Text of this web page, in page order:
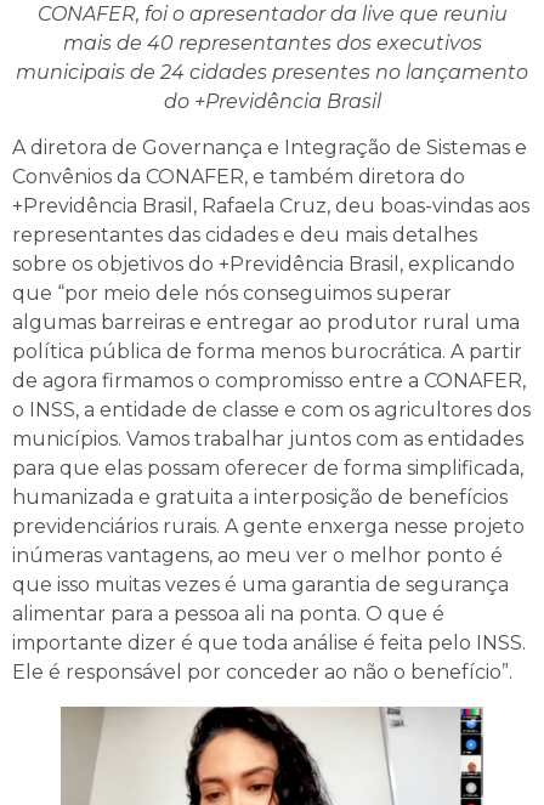
CONAFER, foi o apresentador da live que reuniu
mais de 40 representantes dos executivos
municipais de 24 cidades presentes no lançamento
do +Previdência Brasil
A diretora de Governança e Integração de Sistemas e
Convênios da CONAFER, e também diretora do
+Previdência Brasil, Rafaela Cruz, deu boas-vindas aos
representantes das cidades e deu mais detalhes
sobre os objetivos do +Previdência Brasil, explicando
que “por meio dele nós conseguimos superar
algumas barreiras e entregar ao produtor rural uma
política pública de forma menos burocrática. A partir
de agora firmamos o compromisso entre a CONAFER,
o INSS, a entidade de classe e com os agricultores dos
municípios. Vamos trabalhar juntos com as entidades
para que elas possam oferecer de forma simplificada,
humanizada e gratuita a interposição de benefícios
previdenciários rurais. A gente enxerga nesse projeto
inúmeras vantagens, ao meu ver o melhor ponto é
que isso muitas vezes é uma garantia de segurança
alimentar para a pessoa ali na ponta. O que é
importante dizer é que toda análise é feita pelo INSS.
Ele é responsável por conceder ao não o benefício”.